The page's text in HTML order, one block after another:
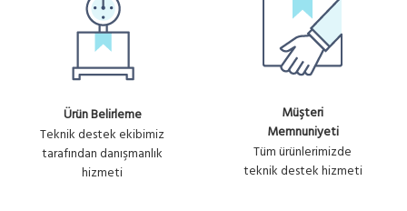
Ürün Belirleme
Teknik destek ekibimiz
tarafından danışmanlık
hizmeti
Müşteri
Memnuniyeti
Tüm ürünlerimizde
teknik destek hizmeti